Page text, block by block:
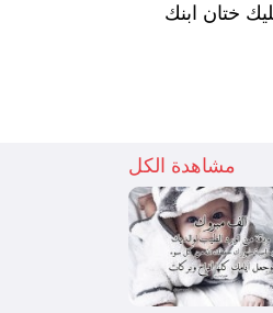
ختان ابنك
مشاهدة الكل